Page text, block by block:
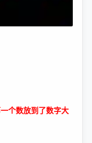
个数放到了数字大